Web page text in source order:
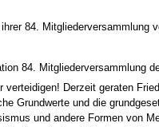
84.
84. Mitgliederversammlung
verteidigen! Derzeit geraten
Grundwerte und die
und andere Formen von